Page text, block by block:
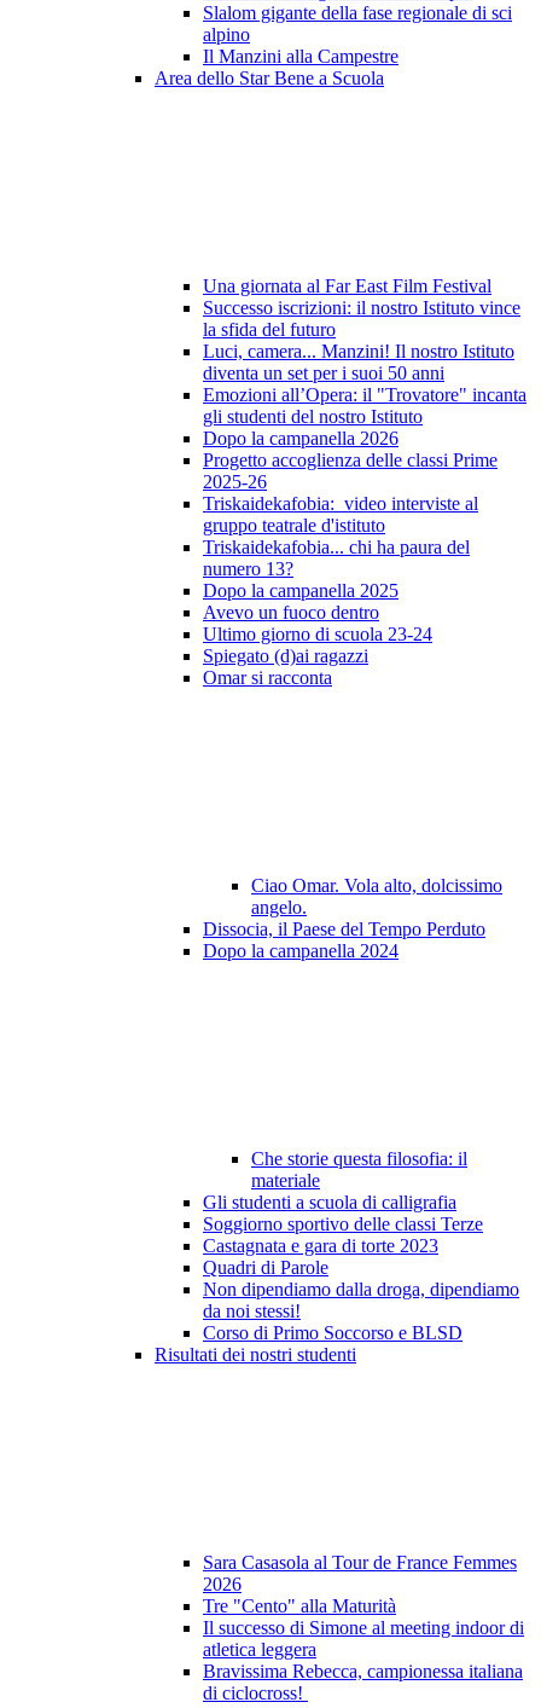
Slalom gigante della fase regionale di sci
alpino
Il Manzini alla Campestre
Area dello Star Bene a Scuola
Una giornata al Far East Film Festival
Successo iscrizioni: il nostro Istituto vince
la sfida del futuro
Luci, camera... Manzini! Il nostro Istituto
diventa un set per i suoi 50 anni
Emozioni all’Opera: il "Trovatore" incanta
gli studenti del nostro Istituto
Dopo la campanella 2026
Progetto accoglienza delle classi Prime
2025-26
Triskaidekafobia: video interviste al
gruppo teatrale d'istituto
Triskaidekafobia... chi ha paura del
numero 13?
Dopo la campanella 2025
Avevo un fuoco dentro
Ultimo giorno di scuola 23-24
Spiegato (d)ai ragazzi
Omar si racconta
Ciao Omar. Vola alto, dolcissimo
angelo.
Dissocia, il Paese del Tempo Perduto
Dopo la campanella 2024
Che storie questa filosofia: il
materiale
Gli studenti a scuola di calligrafia
Soggiorno sportivo delle classi Terze
Castagnata e gara di torte 2023
Quadri di Parole
Non dipendiamo dalla droga, dipendiamo
da noi stessi!
Corso di Primo Soccorso e BLSD
Risultati dei nostri studenti
Sara Casasola al Tour de France Femmes
2026
Tre "Cento" alla Maturità
Il successo di Simone al meeting indoor di
atletica leggera
Bravissima Rebecca, campionessa italiana
di ciclocross!